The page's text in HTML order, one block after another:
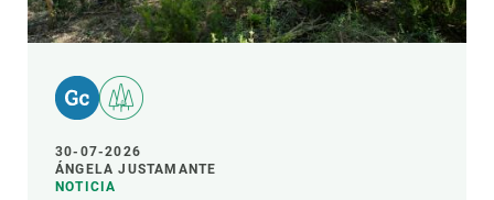
30-07-2026
ÁNGELA JUSTAMANTE
NOTICIA